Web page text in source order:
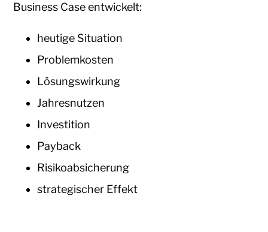
Business Case entwickelt:
heutige Situation
Problemkosten
Lösungswirkung
Jahresnutzen
Investition
Payback
Risikoabsicherung
strategischer Effekt